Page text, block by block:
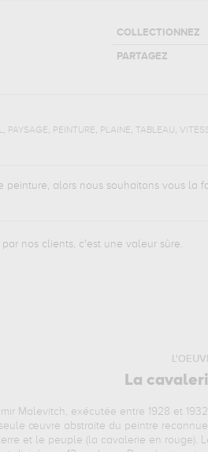
COLLECTIONNEZ
PARTAGEZ
, PAYSAGE, PEINTURE, PLAINE, TABLEAU,
peinture, alors nous souhaitons vous la
nos clients, c'est une valeur sûre.
La
Malevitch, exécutée entre 1928 et
œuvre abstraite du peintre
et le peuple (la cavalerie en